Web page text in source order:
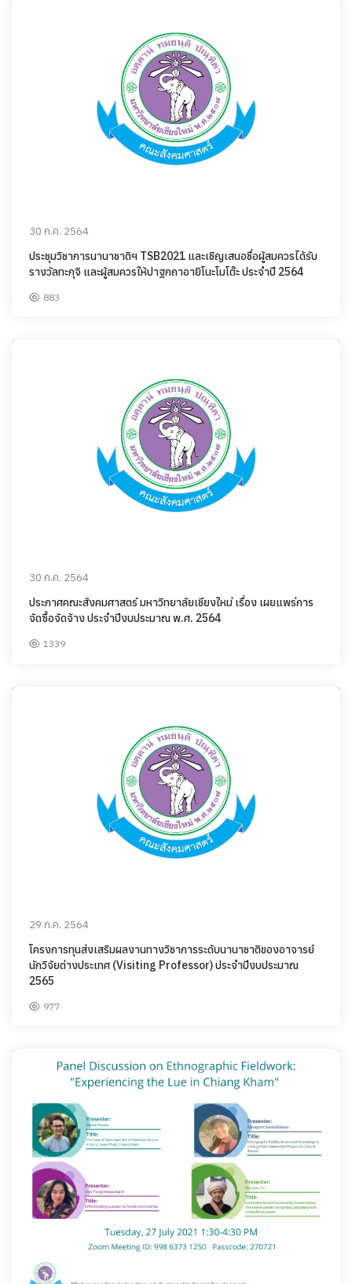
30 ก.ค. 2564
ประชุมวิชาการนานาชาติฯ TSB2021 และเชิญเสนอชื่อผู้สมควรได้รับ
รางวัลทะกุจิ และผู้สมควรให้ปาฐกถาอายิโนะโมโต๊ะ ประจำปี 2564
883
30 ก.ค. 2564
ประกาศคณะสังคมศาสตร์ มหาวิทยาลัยเชียงใหม่ เรื่อง เผยแพร่การ
จัดซื้อจัดจ้าง ประจำปีงบประมาณ พ.ศ. 2564
1339
29 ก.ค. 2564
โครงการทุนส่งเสริมผลงานทางวิชาการระดับนานาชาติของอาจารย์
นักวิจัยต่างประเทศ (Visiting Professor) ประจำปีงบประมาณ
2565
977